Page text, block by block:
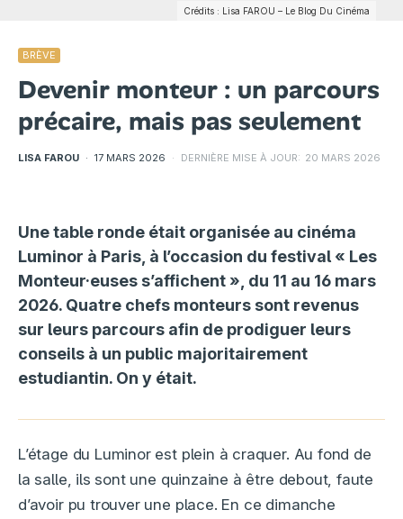
Crédits : Lisa FAROU – Le Blog Du Cinéma
BRÈVE
Devenir monteur : un parcours
précaire, mais pas seulement
LISA FAROU · 17 MARS 2026 · DERNIÈRE MISE À JOUR: 20 MARS 2026
Une table ronde était organisée au cinéma
Luminor à Paris, à l’occasion du festival « Les
Monteur·euses s’affichent », du 11 au 16 mars
2026. Quatre chefs monteurs sont revenus
sur leurs parcours afin de prodiguer leurs
conseils à un public majoritairement
estudiantin. On y était.
L’étage du Luminor est plein à craquer. Au fond de
la salle, ils sont une quinzaine à être debout, faute
d’avoir pu trouver une place. En ce dimanche